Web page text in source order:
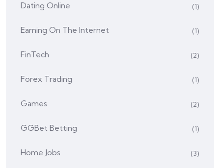
Dating Online (1)
Earning On The Internet (1)
FinTech (2)
Forex Trading (1)
Games (2)
GGBet Betting (1)
Home Jobs (3)